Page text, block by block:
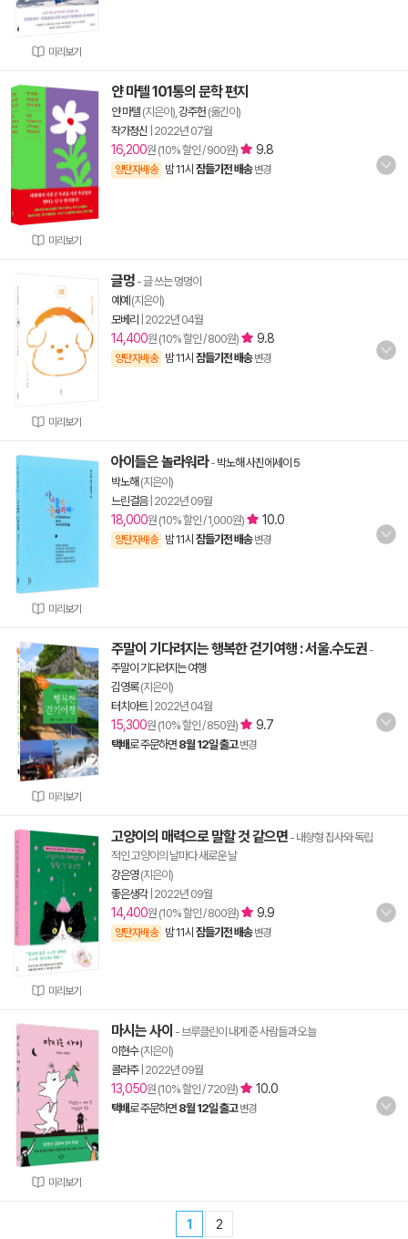
미리보기
미리보기
얀 마텔 101통의 문학 편지
얀 마텔 (지은이), 강주헌 (옮긴이)
작가정신 2022년 07월
16,200원 (10% 할인 / 900원) 9.8
양탄자배송 밤 11시 잠들기전 배송 변경
미리보기
글멍 - 글 쓰는 멍멍이
예예 (지은이)
모베리
2022년 04월
14,400원 (10% 할인 / 800원) 9.8
양탄자배송 밤 11시 잠들기전 배송 변경
미리보기
아이들은 놀라워라- 박노해 사진에세이 5
박노해 (지은이)
느린걸음| 2022년 09월
18,000원 (10% 할인 / 1,000원) 10.0
양탄자배송 밤 11시 잠들기전 배송 변경
미리보기
주말이 기다려지는 행복한 걷기여행 : 서울.수도권 -
주말이 기다려지는 여행
김영록(지은이)
터치아트| 2022년 04월
15,300원 (10% 할인 / 850원) 9.7
택배로 주문하면 8월 12일 출고 변경
미리보기
고양이의 매력으로 말할 것 같으면 - 내향형 집사와 독립
적인 고양이의 날마다 새로운 날
강은영(지은이)
좋은생각| 2022년 09월
14,400원 (10% 할인 / 800원) 9.9
양탄자배송 밤 11시 잠들기전 배송 변경
미리보기
마시는 사이 - 브루클린이 내게 준 사람들과 오늘
이현수(지은이)
콜라주| 2022년 09월
13,050원 (10% 할인 / 720원) 10.0
택배로 주문하면 8월 12일 출고 변경
1 2